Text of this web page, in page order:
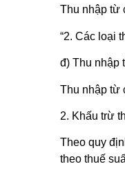
Thu nhập từ
“2. Các loại
đ) Thu nhập
Thu nhập từ
2. Khấu trừ
Theo quy
theo thuế